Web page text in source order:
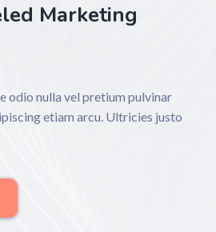
Marketing
odio nulla vel pretium pulvinar
etiam arcu. Ultricies justo